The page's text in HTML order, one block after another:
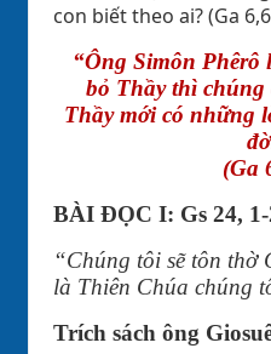
“Ông Simôn Phêrô
bỏ Thầy thì chúng
Thầy mới có những
(Ga
BÀI ĐỌC I: Gs 24, 1-
“Chúng tôi sẽ tôn thờ
là Thiên Chúa chúng
Trích sách ông